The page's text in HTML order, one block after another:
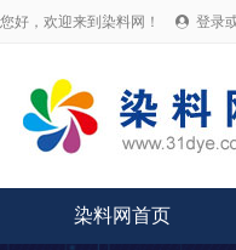
您好，欢迎来到染料网！  登录
染料网首页